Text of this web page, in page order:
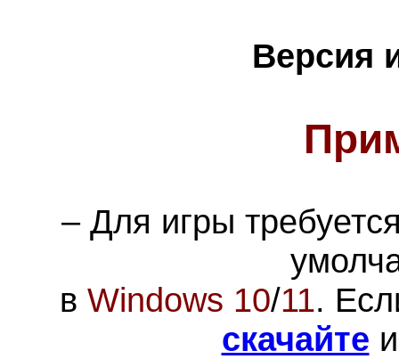
Версия
– Для игры
в Windows 10/11.
скачайте